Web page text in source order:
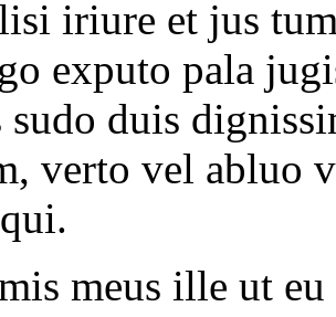
iriure et jus
exputo pala
sudo duis
verto vel abluo
meus ille ut